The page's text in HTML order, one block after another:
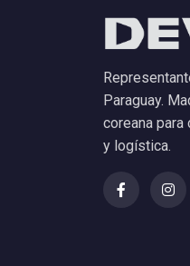
Paraguay.
coreana para
y logística.